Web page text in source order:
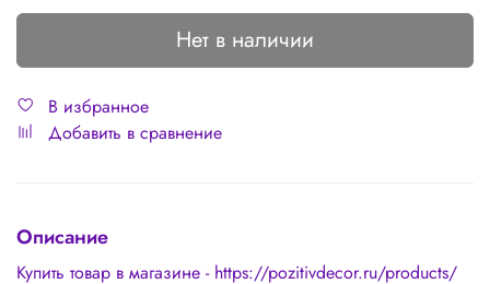
Нет в наличии
В избранное
Добавить в сравнение
Описание
Купить товар в магазине - https://pozitivdecor.ru/products/